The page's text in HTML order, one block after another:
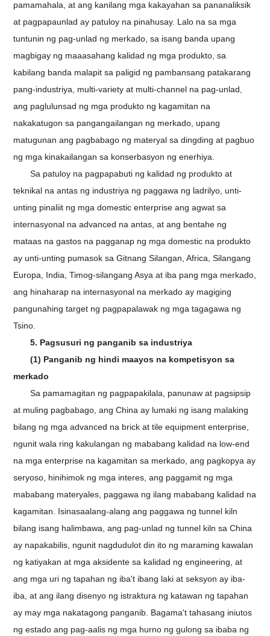
pamamahala, at ang kanilang mga kakayahan sa pananaliksik
at pagpapaunlad ay patuloy na pinahusay. Lalo na sa mga
tuntunin ng pag-unlad ng merkado, sa isang banda upang
magbigay ng maaasahang kalidad ng mga produkto, sa
kabilang banda malapit sa paligid ng pambansang patakarang
pang-industriya, multi-variety at multi-channel na pag-unlad,
ang paglulunsad ng mga produkto ng kagamitan na
nakakatugon sa pangangailangan ng merkado, upang
matugunan ang pagbabago ng materyal sa dingding at pagbuo
ng mga kinakailangan sa konserbasyon ng enerhiya.
Sa patuloy na pagpapabuti ng kalidad ng produkto at
teknikal na antas ng industriya ng paggawa ng ladrilyo, unti-
unting pinaliit ng mga domestic enterprise ang agwat sa
internasyonal na advanced na antas, at ang bentahe ng
mataas na gastos na pagganap ng mga domestic na produkto
ay unti-unting pumasok sa Gitnang Silangan, Africa, Silangang
Europa, India, Timog-silangang Asya at iba pang mga merkado,
ang hinaharap na internasyonal na merkado ay magiging
pangunahing target ng pagpapalawak ng mga tagagawa ng
Tsino.
5. Pagsusuri ng panganib sa industriya
(1) Panganib ng hindi maayos na kompetisyon sa
merkado
Sa pamamagitan ng pagpapakilala, panunaw at pagsipsip
at muling pagbabago, ang China ay lumaki ng isang malaking
bilang ng mga advanced na brick at tile equipment enterprise,
ngunit wala ring kakulangan ng mababang kalidad na low-end
na mga enterprise na kagamitan sa merkado, ang pagkopya ay
seryoso, hinihimok ng mga interes, ang paggamit ng mga
mababang materyales, paggawa ng ilang mababang kalidad na
kagamitan. Isinasaalang-alang ang paggawa ng tunnel kiln
bilang isang halimbawa, ang pag-unlad ng tunnel kiln sa China
ay napakabilis, ngunit nagdudulot din ito ng maraming kawalan
ng katiyakan at mga aksidente sa kalidad ng engineering, at
ang mga uri ng tapahan ng iba't ibang laki at seksyon ay iba-
iba, at ang ilang disenyo ng istraktura ng katawan ng tapahan
ay may mga nakatagong panganib. Bagama't tahasang iniutos
ng estado ang pag-aalis ng mga hurno ng gulong sa ibaba ng